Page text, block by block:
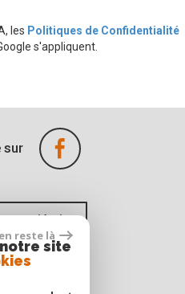
les Politiques de Confidentialité
s'appliquent.
sur
propriétaire
reste là
site